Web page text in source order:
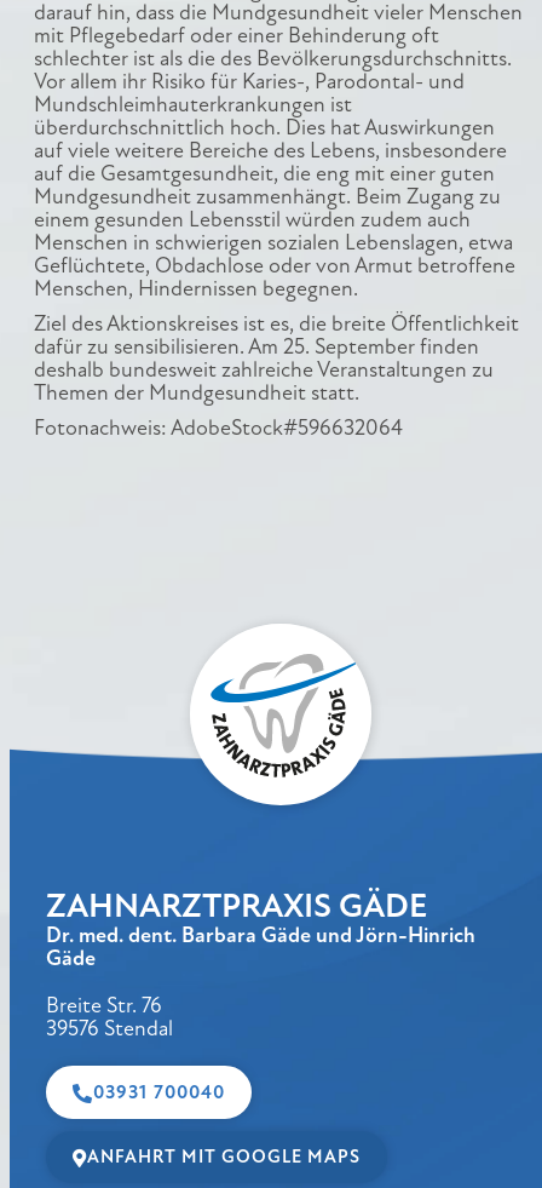
darauf hin, dass die Mundgesundheit vieler Menschen
mit Pflegebedarf oder einer Behinderung oft
schlechter ist als die des Bevölkerungsdurchschnitts.
Vor allem ihr Risiko für Karies-, Parodontal- und
Mundschleimhauterkrankungen ist
überdurchschnittlich hoch. Dies hat Auswirkungen
auf viele weitere Bereiche des Lebens, insbesondere
auf die Gesamtgesundheit, die eng mit einer guten
Mundgesundheit zusammenhängt. Beim Zugang zu
einem gesunden Lebensstil würden zudem auch
Menschen in schwierigen sozialen Lebenslagen, etwa
Geflüchtete, Obdachlose oder von Armut betroffene
Menschen, Hindernissen begegnen.
Ziel des Aktionskreises ist es, die breite Öffentlichkeit
dafür zu sensibilisieren. Am 25. September finden
deshalb bundesweit zahlreiche Veranstaltungen zu
Themen der Mundgesundheit statt.
Fotonachweis: AdobeStock#596632064
ZAHNARZTPRAXIS GÄDE
Dr. med. dent. Barbara Gäde und Jörn-Hinrich
Gäde
Breite Str. 76
39576 Stendal
03931 700040
ANFAHRT MIT GOOGLE MAPS